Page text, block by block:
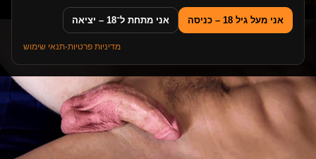
אני מעל גיל 18 – כניסה אני מתחת ל־18 – יציאה
מדיניות פרטיות·תנאי שימוש